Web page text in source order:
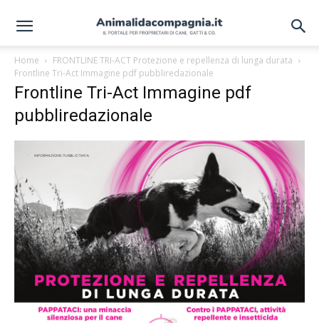
Home
FRONTLINE TRI-ACT Protezione e repellenza di lunga durata
Frontline Tri-Act Immagine pdf pubbliredazionale
Frontline Tri-Act Immagine pdf
pubbliredazionale